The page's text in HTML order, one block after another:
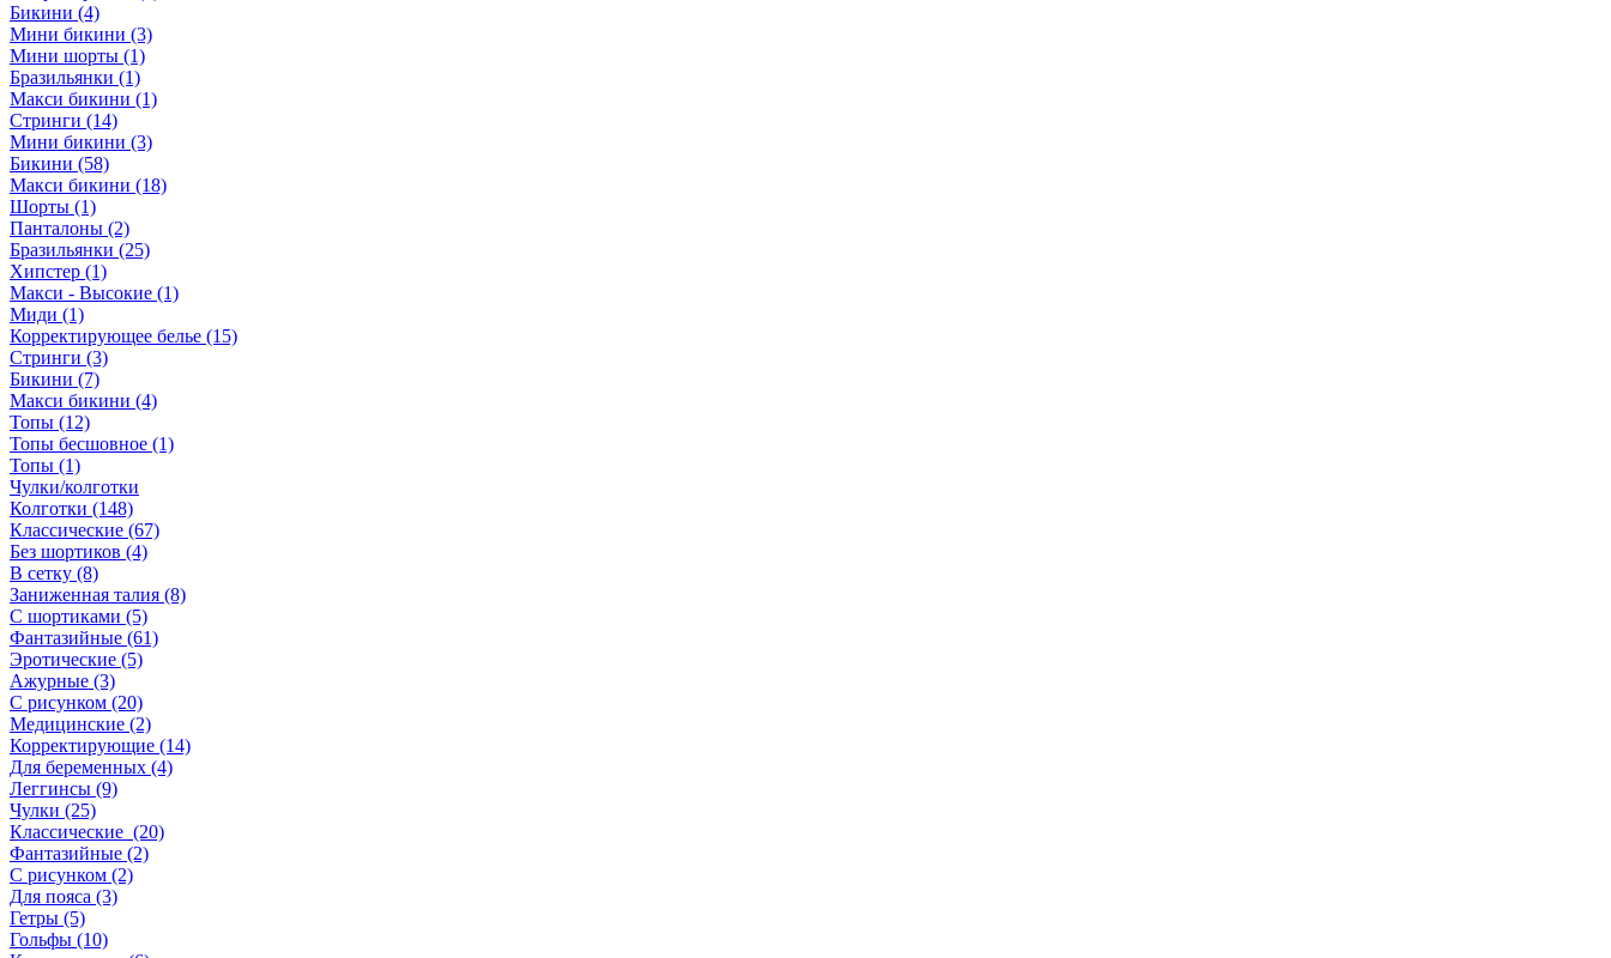
Бикини (4)
Мини бикини (3)
Мини шорты (1)
Бразильянки (1)
Макси бикини (1)
Стринги (14)
Мини бикини (3)
Бикини (58)
Макси бикини (18)
Шорты (1)
Панталоны (2)
Бразильянки (25)
Хипстер (1)
Макси - Высокие (1)
Миди (1)
Корректирующее белье (15)
Стринги (3)
Бикини (7)
Макси бикини (4)
Топы (12)
Топы бесшовное (1)
Топы (1)
Чулки/колготки
Колготки (148)
Классические (67)
Без шортиков (4)
В сетку (8)
Заниженная талия (8)
C шортиками (5)
Фантазийные (61)
Эротические (5)
Ажурные (3)
С рисунком (20)
Медицинские (2)
Корректирующие (14)
Для беременных (4)
Леггинсы (9)
Чулки (25)
Классические (20)
Фантазийные (2)
С рисунком (2)
Для пояса (3)
Гетры (5)
Гольфы (10)